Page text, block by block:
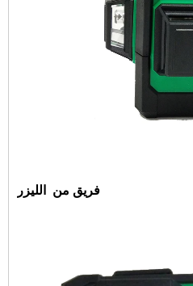
فريق من الليزر